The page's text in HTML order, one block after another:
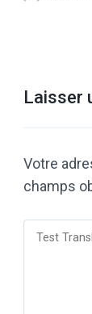
Laisser
Votre
champs